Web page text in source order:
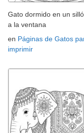
Gato dormido en un
a la ventana
en Páginas de Gatos
imprimir